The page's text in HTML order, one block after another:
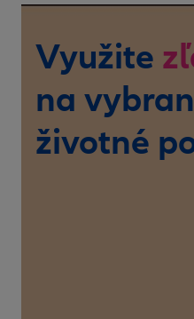
Využite
na
životné